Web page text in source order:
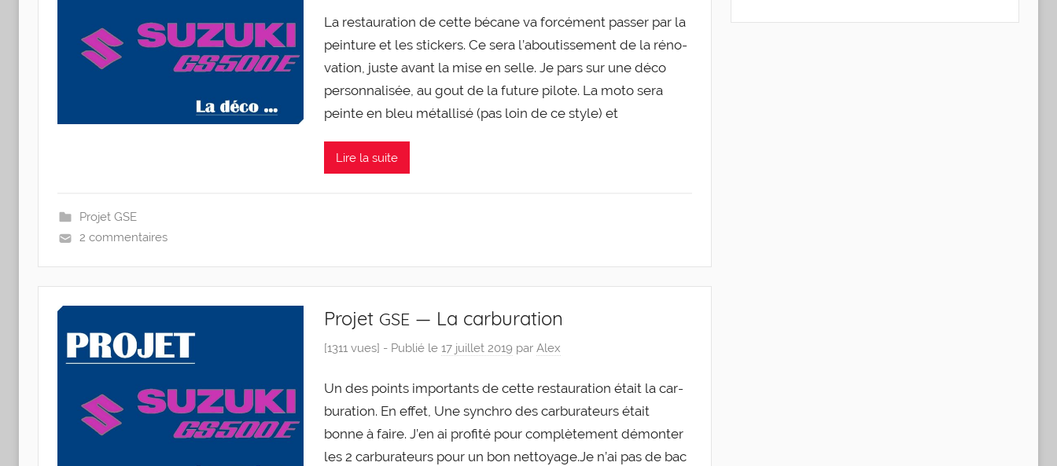
La res­tau­ra­tion de cette bécane va for­cé­ment pas­ser par la
pein­ture et les sti­ckers. Ce sera l’a­bou­tis­se­ment de la réno­
va­tion, juste avant la mise en selle. Je pars sur une déco
per­son­na­li­sée, au gout de la future pilote. La moto sera
peinte en bleu métal­li­sé (pas loin de ce style) et
Lire la suite
Projet GSE
2 commentaires
Projet GSE— La carburation
[1311 vues] - Publié le 17 juillet 2019 par Alex
Un des points impor­tants de cette res­tau­ra­tion était la car­
bu­ra­tion. En effet, Une syn­chro des car­bu­ra­teurs était
bonne à faire. J’en ai pro­fi­té pour com­plè­te­ment démon­ter
les 2 car­bu­ra­teurs pour un bon net­toyage.Je n’ai pas de bac